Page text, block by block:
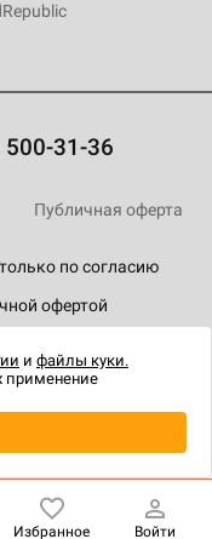
31-36
по согласию
офертой
Публичная оферта
Избранное Войти
и файлы куки.
применение